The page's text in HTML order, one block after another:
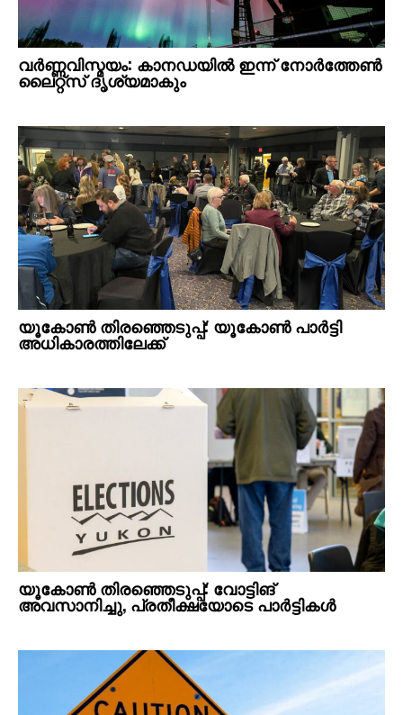
വര്‍ണ്ണവിസ്മയം: കാനഡയില്‍ ഇന്ന് നോർത്തേൺ
ലൈറ്റ്സ് ദൃശ്യമാകും
യൂകോൺ തിരഞ്ഞെടുപ്പ്: യൂകോൺ പാർട്ടി
അധികാരത്തിലേക്ക്
യൂകോൺ തിരഞ്ഞെടുപ്പ്: വോട്ടിങ്
അവസാനിച്ചു, പ്രതീക്ഷയോടെ പാർട്ടികൾ